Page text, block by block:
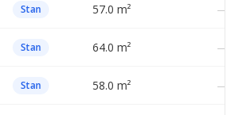
Stan 57.0 m² —
Stan 64.0 m² —
Stan 58.0 m² —